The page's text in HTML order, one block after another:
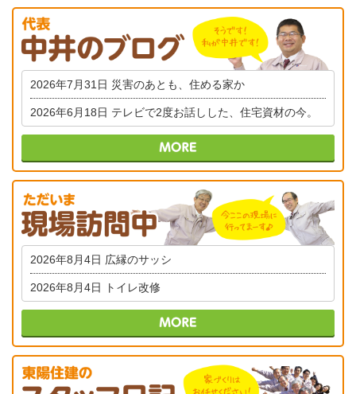
2026年7月31日 災害のあとも、住める家か
2026年6月18日 テレビで2度お話しした、住宅資材の今。
2026年8月4日 広縁のサッシ
2026年8月4日 トイレ改修